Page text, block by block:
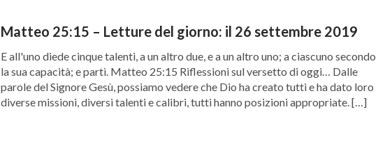
Matteo 25:15 – Letture del giorno: il 26 settembre 2019
E all'uno diede cinque talenti, a un altro due, e a un altro uno; a ciascuno secondo
la sua capacità; e partì. Matteo 25:15 Riflessioni sul versetto di oggi… Dalle
parole del Signore Gesù, possiamo vedere che Dio ha creato tutti e ha dato loro
diverse missioni, diversi talenti e calibri, tutti hanno posizioni appropriate. […]